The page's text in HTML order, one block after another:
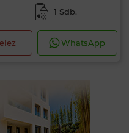
1 Sdb.
WhatsApp